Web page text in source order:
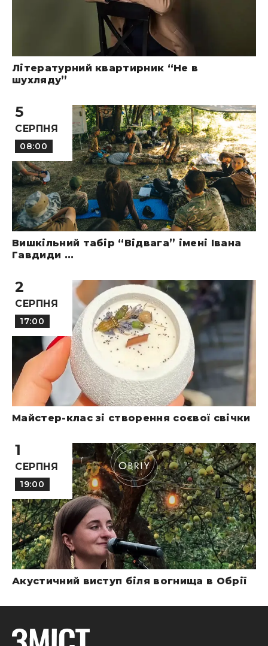
Літературний квартирник “Не в
шухляду”
5
СЕРПНЯ
08:00
Вишкільний табір “Відвага” імені Івана
Гавдиди ...
2
СЕРПНЯ
17:00
Майстер-клас зі створення соєвої свічки
1
СЕРПНЯ
19:00
Акустичний виступ біля вогнища в Обрії